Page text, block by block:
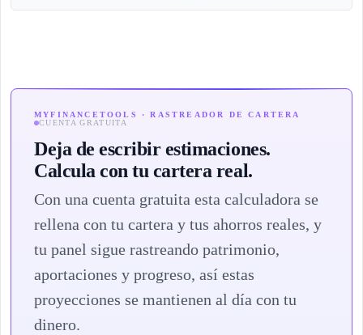
MYFINANCETOOLS · RASTREADOR DE CARTERA
CUENTA GRATUITA
Deja de escribir estimaciones.
Calcula con tu cartera real.
Con una cuenta gratuita esta calculadora se
rellena con tu cartera y tus ahorros reales, y
tu panel sigue rastreando patrimonio,
aportaciones y progreso, así estas
proyecciones se mantienen al día con tu
dinero.